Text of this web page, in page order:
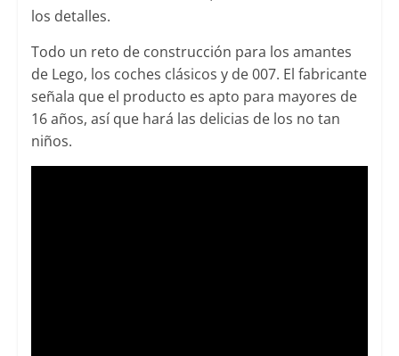
los detalles.
Todo un reto de construcción para los amantes
de Lego, los coches clásicos y de 007. El fabricante
señala que el producto es apto para mayores de
16 años, así que hará las delicias de los no tan
niños.